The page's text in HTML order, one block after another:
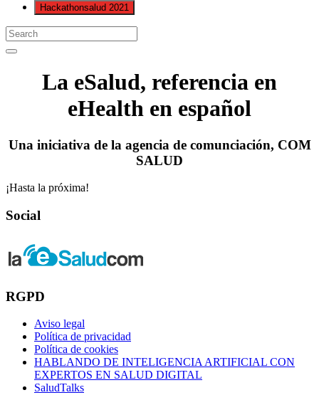
Hackathonsalud 2021
La eSalud, referencia en
eHealth en español
Una iniciativa de la agencia de comunciación, COM
SALUD
¡Hasta la próxima!
Social
RGPD
Aviso legal
Política de privacidad
Política de cookies
HABLANDO DE INTELIGENCIA ARTIFICIAL CON
EXPERTOS EN SALUD DIGITAL
SaludTalks